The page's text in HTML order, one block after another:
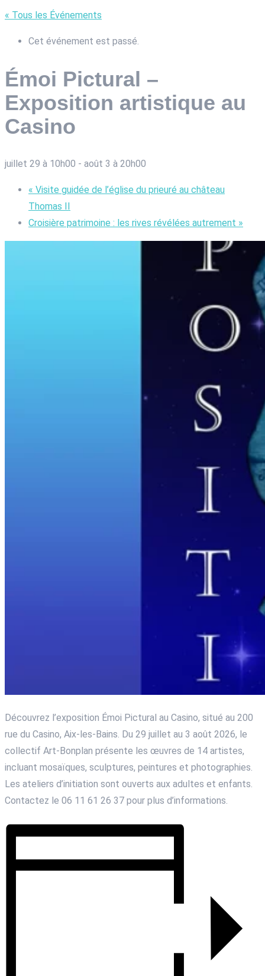
« Tous les Événements
Cet événement est passé.
Émoi Pictural –
Exposition artistique au
Casino
juillet 29 à 10h00 - août 3 à 20h00
« Visite guidée de l’église du prieuré au château
Thomas II
Croisière patrimoine : les rives révélées autrement »
Découvrez l’exposition Émoi Pictural au Casino, situé au 200
rue du Casino, Aix-les-Bains. Du 29 juillet au 3 août 2026, le
collectif Art-Bonplan présente les œuvres de 14 artistes,
incluant mosaïques, sculptures, peintures et photographies.
Les ateliers d’initiation sont ouverts aux adultes et enfants.
Contactez le 06 11 61 26 37 pour plus d’informations.